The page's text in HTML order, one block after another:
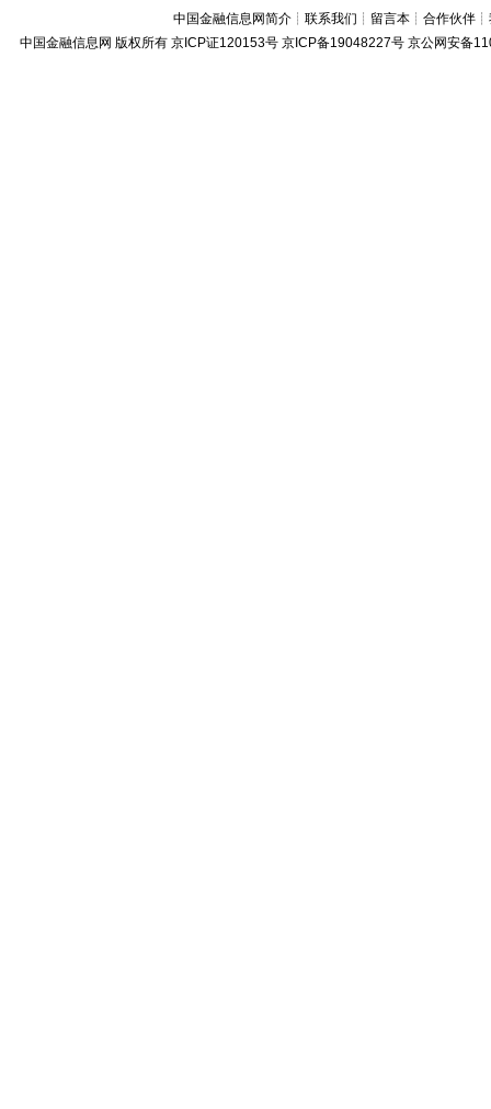
中国金融信息网简介 ┊联系我们 ┊ 留言本 ┊合作伙伴 ┊
中国金融信息网 版权所有 京ICP证120153号 京ICP备19048227号 京公网安备